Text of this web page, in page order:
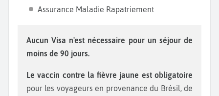
Assurance Maladie Rapatriement
Aucun Visa n'est nécessaire pour un séjour de
moins de 90 jours.
Le vaccin contre la fièvre jaune est obligatoire
pour les voyageurs en provenance du Brésil, de